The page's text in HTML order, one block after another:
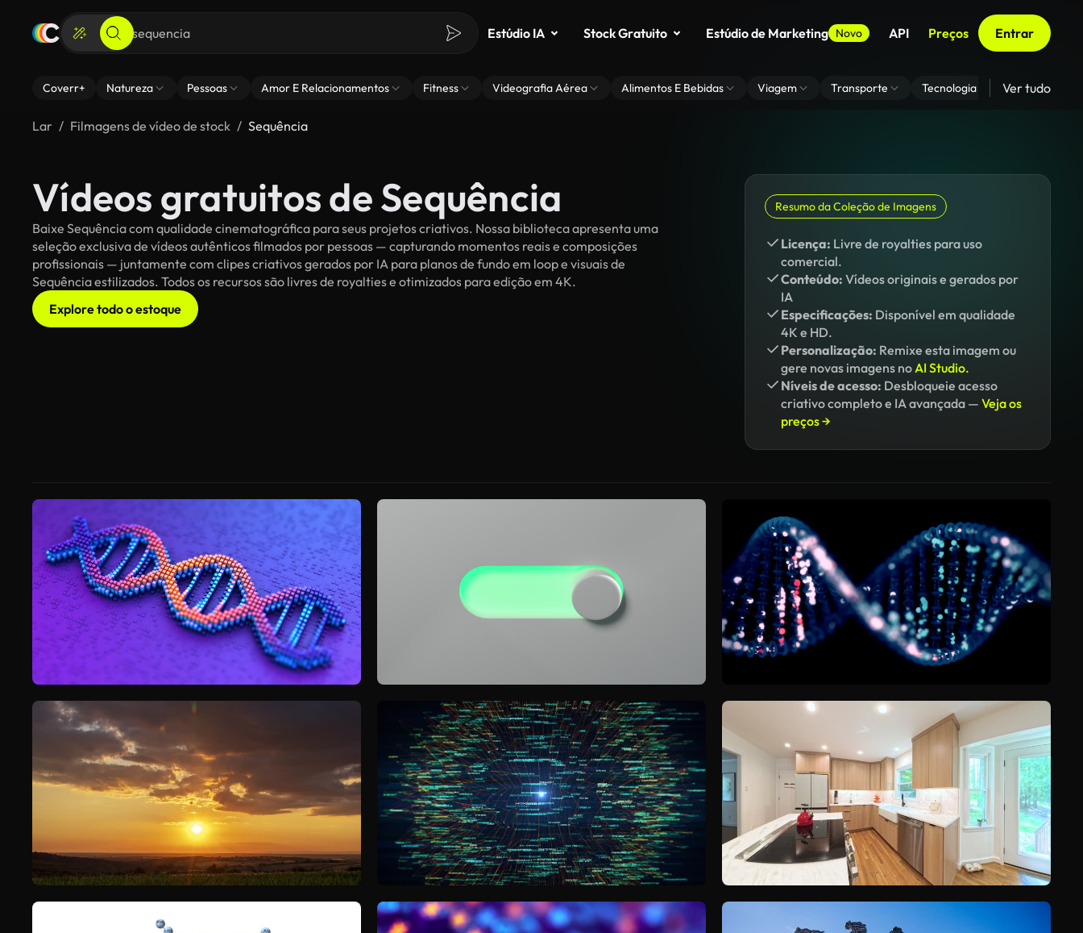
Estúdio IA Stock Gratuito Estúdio de Marketing Novo API Preços Entrar
Coverr+ Natureza Pessoas Amor E Relacionamentos Fitness Videografia Aérea Alimentos E Bebidas Viagem Transporte Tecnologia Zoom De
Ver tudo
Lar Filmagens de vídeo de stock Sequência
Vídeos gratuitos de Sequência
Baixe Sequência com qualidade cinematográfica para seus projetos criativos. Nossa biblioteca apresenta uma
seleção exclusiva de vídeos autênticos filmados por pessoas — capturando momentos reais e composições
profissionais — juntamente com clipes criativos gerados por IA para planos de fundo em loop e visuais de
Sequência estilizados. Todos os recursos são livres de royalties e otimizados para edição em 4K.
Explore todo o estoque
Resumo da Coleção de Imagens
Licença: Livre de royalties para uso
comercial.
Conteúdo: Vídeos originais e gerados por
IA
Especificações: Disponível em qualidade
4K e HD.
Personalização: Remixe esta imagem ou
gere novas imagens noAI Studio.
Níveis de acesso: Desbloqueie acesso
criativo completo e IA avançada — Veja os
preços →